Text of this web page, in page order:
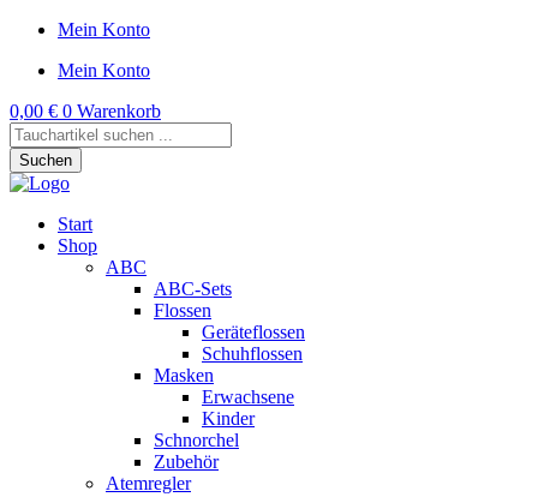
Mein Konto
Mein Konto
0,00 € 0 Warenkorb
Products
search
Suchen
Start
Shop
ABC
ABC-Sets
Flossen
Geräteflossen
Schuhflossen
Masken
Erwachsene
Kinder
Schnorchel
Zubehör
Atemregler